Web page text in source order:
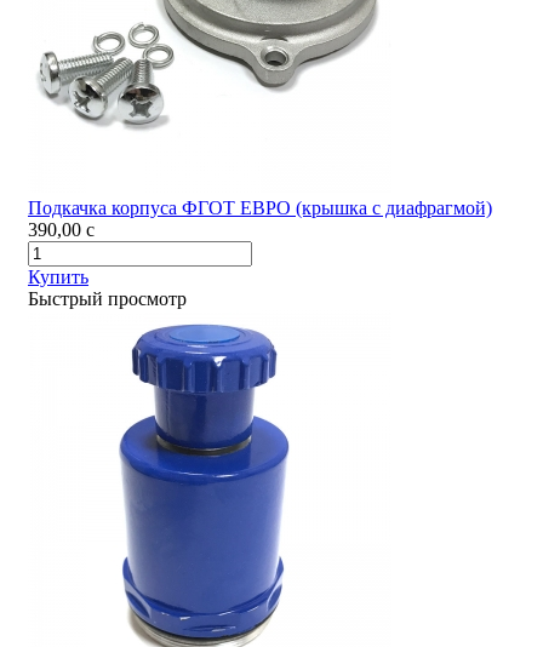
Подкачка корпуса ФГОТ ЕВРО (крышка с диафрагмой)
390,00 c
Купить
Быстрый просмотр